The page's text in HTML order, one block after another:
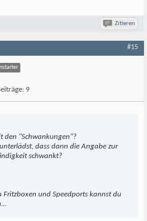
Zitieren
#15
9
den "Schwankungen"?
dass dann die Angabe zur
schwankt?
Fritzboxen und Speedports kannst du